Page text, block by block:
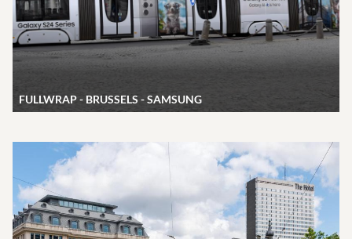
FULLWRAP - BRUSSELS - SAMSUNG